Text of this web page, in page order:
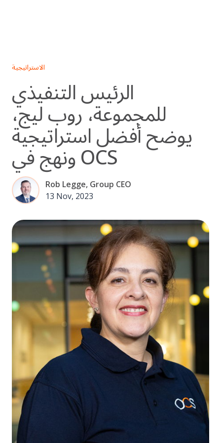
الاستراتيجية
الرئيس التنفيذي
للمجموعة، روب ليج،
يوضح أفضل استراتيجية
ونهج في OCS
Rob Legge, Group CEO
13 Nov, 2023